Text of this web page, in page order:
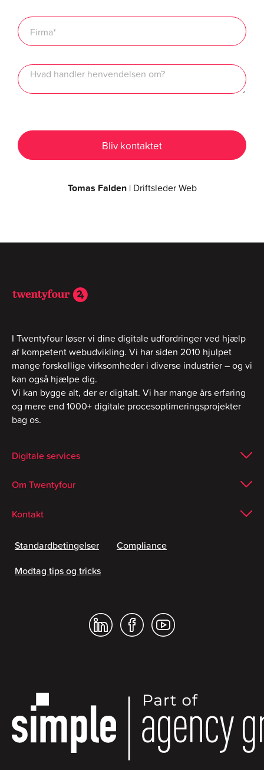
Tomas Falden| Driftsleder Web
I Twentyfour løser vi dine digitale udfordringer ved hjælp
af kompetent webudvikling. Vi har siden 2010 hjulpet
mange forskellige virksomheder i diverse industrier – og vi
kan også hjælpe dig.
Vi kan bygge alt, der er digitalt. Vi har mange års erfaring
og mere end 1000+ digitale procesoptimeringsprojekter
bag os.
Digitale services
Om Twentyfour
Kontakt
Standardbetingelser
Compliance
Modtag tips og tricks